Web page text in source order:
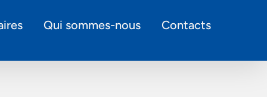
Qui sommes-nous Contacts